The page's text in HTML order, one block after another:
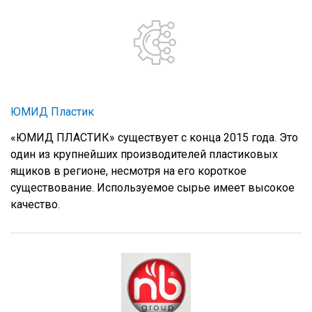
ЮМИД Пластик
«ЮМИД ПЛАСТИК» существует с конца 2015 года. Это
один из крупнейших производителей пластиковых
ящиков в регионе, несмотря на его короткое
существование. Используемое сырье имеет высокое
качество.